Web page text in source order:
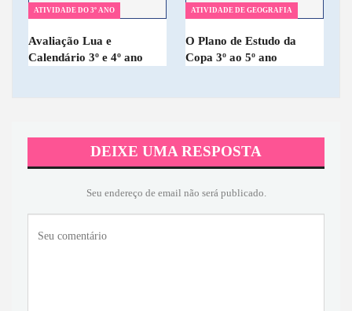
ATIVIDADE DO 3º ANO
Avaliação Lua e
Calendário 3º e 4º ano
ATIVIDADE DE GEOGRAFIA
O Plano de Estudo da
Copa 3º ao 5º ano
DEIXE UMA RESPOSTA
Seu endereço de email não será publicado.